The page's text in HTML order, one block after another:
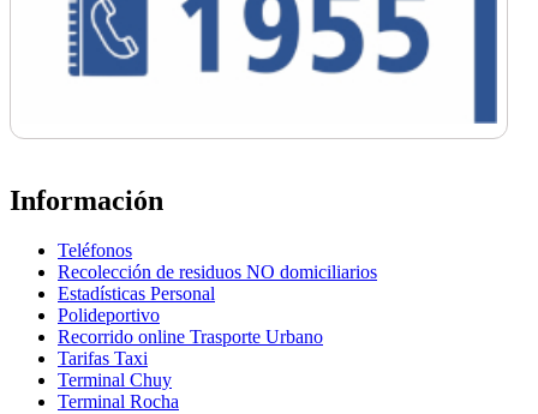
Información
Teléfonos
Recolección de residuos NO domiciliarios
Estadísticas Personal
Polideportivo
Recorrido online Trasporte Urbano
Tarifas Taxi
Terminal Chuy
Terminal Rocha